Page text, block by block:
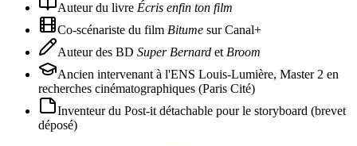
Auteur du livre Écris enfin ton film
Co-scénariste du film Bitume sur Canal+
Auteur des BD Super Bernard et Broom
Ancien intervenant à l'ENS Louis-Lumière, Master 2 en
recherches cinématographiques (Paris Cité)
Inventeur du Post-it détachable pour le storyboard (brevet
déposé)